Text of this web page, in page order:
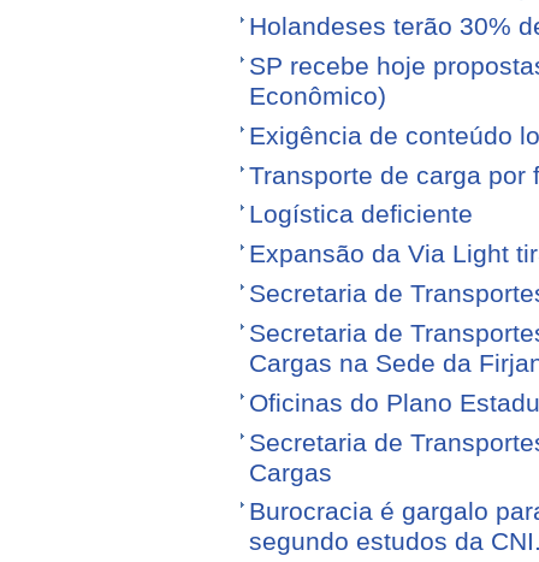
Holandeses terão 30%
SP recebe hoje
Econômico)
Exigência de conteúdo
Transporte de carga por
Logística deficiente
Expansão da Via Light
Secretaria de
Secretaria de
Cargas na Sede da
Oficinas do Plano
Secretaria de
Cargas
Burocracia é gargalo
segundo estudos da